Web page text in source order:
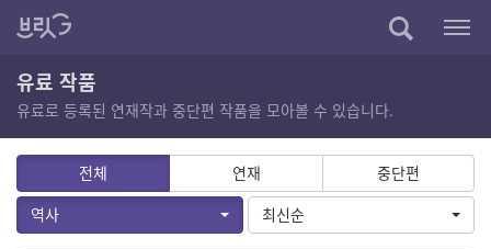
유료 작품
유료로 등록된 연재작과 중단편 작품을 모아볼 수 있습니다.
전체 연재
중단편
역사
최신순